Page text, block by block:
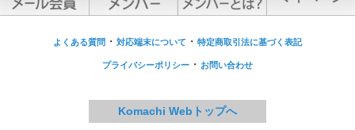
よくある質問 ・ 対応端末について ・ 特定商取引法に基づく表記
プライバシーポリシー ・ お問い合わせ
Komachi Webトップへ